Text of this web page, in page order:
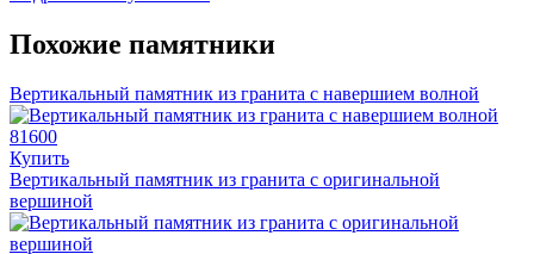
Похожие памятники
Вертикальный памятник из гранита с навершием волной
81600
Купить
Вертикальный памятник из гранита с оригинальной
вершиной